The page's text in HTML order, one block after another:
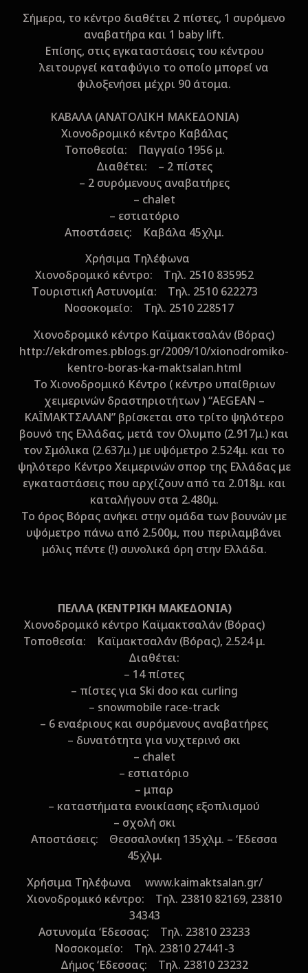
Σήμερα, το κέντρο διαθέτει 2 πίστες, 1 συρόμενο
αναβατήρα και 1 baby lift.
Επίσης, στις εγκαταστάσεις του κέντρου
λειτουργεί καταφύγιο το οποίο μπορεί να
φιλοξενήσει μέχρι 90 άτομα.
ΚΑΒΑΛΑ (ΑΝΑΤΟΛΙΚΗ ΜΑΚΕΔΟΝΙΑ)
Xιονοδρομικό κέντρο Kαβάλας
Τοποθεσία: Παγγαίο 1956 μ.
Διαθέτει: – 2 πίστες
– 2 συρόμενους αναβατήρες
– chalet
– εστιατόριο
Aποστάσεις: Καβάλα 45χλμ.
Xρήσιμα Τηλέφωνα
Xιονοδρομικό κέντρο: Τηλ. 2510 835952
Tουριστική Aστυνομία: Τηλ. 2510 622273
Nοσοκομείο: Τηλ. 2510 228517
Xιονοδρομικό κέντρο Kαϊμακτσαλάν (Βόρας)
http://ekdromes.pblogs.gr/2009/10/xionodromiko-
kentro-boras-ka-maktsalan.html
Το Χιονοδρομικό Κέντρο ( κέντρο υπαίθριων
χειμερινών δραστηριοτήτων ) “AEGEAN –
ΚΑΪΜΑΚΤΣΑΛΑΝ” βρίσκεται στο τρίτο ψηλότερο
βουνό της Ελλάδας, μετά τον Ολυμπο (2.917μ.) και
τον Σμόλικα (2.637μ.) με υψόμετρο 2.524μ. και το
ψηλότερο Κέντρο Χειμερινών σπορ της Ελλάδας με
εγκαταστάσεις που αρχίζουν από τα 2.018μ. και
καταλήγουν στα 2.480μ.
Το όρος Βόρας ανήκει στην ομάδα των βουνών με
υψόμετρο πάνω από 2.500μ, που περιλαμβάνει
μόλις πέντε (!) συνολικά όρη στην Ελλάδα.
ΠΕΛΛΑ (ΚΕΝΤΡΙΚΗ ΜΑΚΕΔΟΝΙΑ)
Xιονοδρομικό κέντρο Kαϊμακτσαλάν (Βόρας)
Τοποθεσία: Kαϊμακτσαλάν (Bόρας), 2.524 μ.
Διαθέτει:
– 14 πίστες
– πίστες για Ski doo και curling
– snowmobile race-track
– 6 εναέριους και συρόμενους αναβατήρες
– δυνατότητα για νυχτερινό σκι
– chalet
– εστιατόριο
– μπαρ
– καταστήματα ενοικίασης εξοπλισμού
– σχολή σκι
Aποστάσεις: Θεσσαλονίκη 135χλμ. – ‘Εδεσσα
45χλμ.
Xρήσιμα Τηλέφωνα www.kaimaktsalan.gr/
Xιονοδρομικό κέντρο: Τηλ. 23810 82169, 23810
34343
Αστυνομία ‘Εδεσσας: Τηλ. 23810 23233
Nοσοκομείο: Τηλ. 23810 27441-3
Δήμος ‘Εδεσσας: Τηλ. 23810 23232